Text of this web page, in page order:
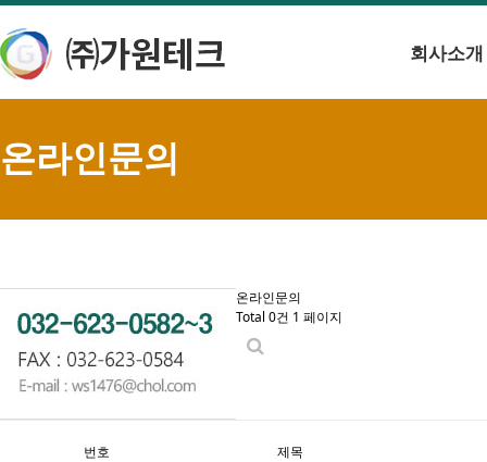
회사소개
온라인문의
온라인문의
Total 0건 1 페이지
번호 제목